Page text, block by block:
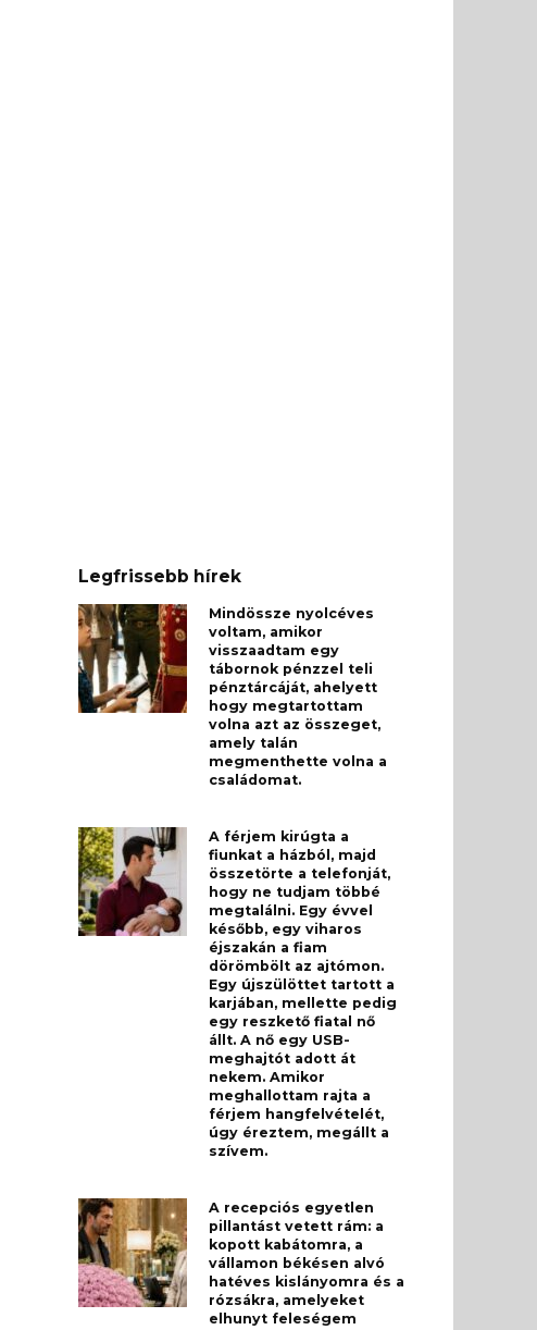
Legfrissebb hírek
Mindössze nyolcéves
voltam, amikor
visszaadtam egy
tábornok pénzzel teli
pénztárcáját, ahelyett
hogy megtartottam
volna azt az összeget,
amely talán
megmenthette volna a
családomat.
A férjem kirúgta a
fiunkat a házból, majd
összetörte a telefonját,
hogy ne tudjam többé
megtalálni. Egy évvel
később, egy viharos
éjszakán a fiam
dörömbölt az ajtómon.
Egy újszülöttet tartott a
karjában, mellette pedig
egy reszkető fiatal nő
állt. A nő egy USB-
meghajtót adott át
nekem. Amikor
meghallottam rajta a
férjem hangfelvételét,
úgy éreztem, megállt a
szívem.
A recepciós egyetlen
pillantást vetett rám: a
kopott kabátomra, a
vállamon békésen alvó
hatéves kislányomra és a
rózsákra, amelyeket
elhunyt feleségem